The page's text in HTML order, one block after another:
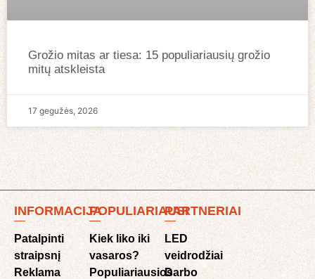
Grožio mitas ar tiesa: 15 populiariausių grožio
mitų atskleista
17 gegužės, 2026
INFORMACIJA
Patalpinti
straipsnį
Reklama
POPULIARIAUSI
Kiek liko iki
vasaros?
Populiariausios
PARTNERIAI
LED
veidrodžiai
Darbo